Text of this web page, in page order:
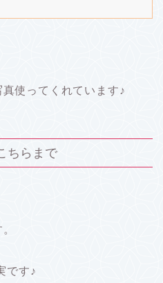
使ってくれています♪
ちらまで
です♪